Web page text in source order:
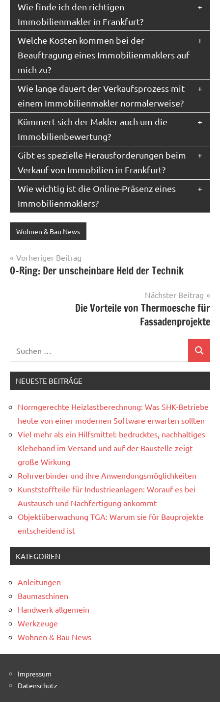
Wie finde ich den richtigen
Immobilienmakler in Frankfurt?
Welche Kosten kommen bei der
Beauftragung eines Immobilienmaklers auf
mich zu?
Wie lange dauert der Verkaufsprozess mit
einem Immobilienmakler normalerweise?
Kümmert sich der Makler auch um die
Immobilienbewertung?
Gibt es spezielle Herausforderungen beim
Verkauf von Immobilien in Frankfurt?
Wie wichtig ist die Online-Präsenz eines
Immobilienmaklers?
Wohnen & Bau News
Beitragsnavigation
Vorheriger Beitrag
O-Ring: Der unscheinbare Held der Technik
Nächster Beitrag
Die Vorteile von Thermoesche für
Fassadenprojekte
NEUESTE BEITRÄGE
Normgerechte Heizlastberechnung: Was SHK-Betriebe
heute von einer modernen Software erwarten sollten
Viel mehr als ein Hilfsmittel: bedrucktes, nachhaltiges
Klebeband im Versand und auf der Baustelle zeigt
große Wirkung
Rohrverbinder und ihre Anwendungsmöglichkeiten
Kunststoffteile für Industrieanlagen: Worauf es bei
Austausch und Nachfertigung ankommt
Objektüberwachung TGA: Warum sie für Bauprojekte
entscheidend ist
KATEGORIEN
Anleitungen
Baumaschinen
Handwerk allgemein
Werkzeuge
Wohnen & Bau News
Impressum
Datenschutz